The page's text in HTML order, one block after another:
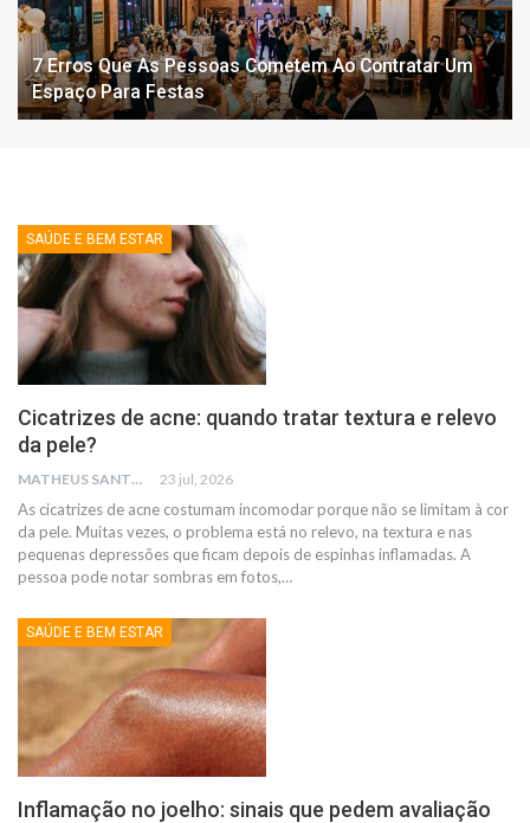
7 Erros Que As Pessoas Cometem Ao Contratar Um
Espaço Para Festas
SAÚDE E BEM ESTAR
Cicatrizes de acne: quando tratar textura e relevo
da pele?
MATHEUS SANTOS 23 jul, 2026
As cicatrizes de acne costumam incomodar porque não se limitam à cor
da pele. Muitas vezes, o problema está no relevo, na textura e nas
pequenas depressões que ficam depois de espinhas inflamadas. A
pessoa pode notar sombras em fotos,…
SAÚDE E BEM ESTAR
Inflamação no joelho: sinais que pedem avaliação